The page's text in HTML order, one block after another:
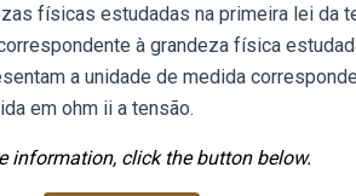
físicas estudadas na primeira lei da
à grandeza física
a unidade de medida
em ohm ii a tensão.
information, click the button below.